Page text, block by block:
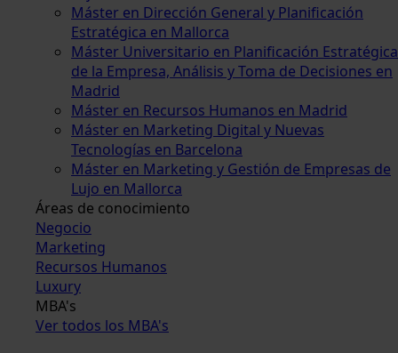
Máster en Dirección General y Planificación
Estratégica en Mallorca
Máster Universitario en Planificación Estratégica
de la Empresa, Análisis y Toma de Decisiones en
Madrid
Máster en Recursos Humanos en Madrid
Máster en Marketing Digital y Nuevas
Tecnologías en Barcelona
Máster en Marketing y Gestión de Empresas de
Lujo en Mallorca
Áreas de conocimiento
Negocio
Marketing
Recursos Humanos
Luxury
MBA's
Ver todos los MBA's